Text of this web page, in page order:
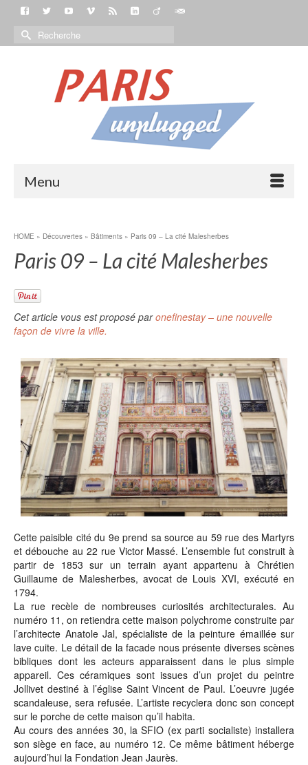
Menu
HOME » Découvertes » Bâtiments » Paris 09 – La cité Malesherbes
Paris 09 – La cité Malesherbes
Cet article vous est proposé paronefinestay – une nouvelle
façon de vivre la ville.
Cette paisible cité du 9e prend sa source au 59 rue des Martyrs
et débouche au 22 rue Victor Massé. L’ensemble fut construit à
partir de 1853 sur un terrain ayant appartenu à Chrétien
Guillaume de Malesherbes, avocat de Louis XVI, exécuté en
1794.
La rue recèle de nombreuses curiosités architecturales. Au
numéro 11, on retiendra cette maison polychrome construite par
l’architecte Anatole Jal, spécialiste de la peinture émaillée sur
lave cuite. Le détail de la facade nous présente diverses scènes
bibliques dont les acteurs apparaissent dans le plus simple
appareil. Ces céramiques sont issues d’un projet du peintre
Jollivet destiné à l’église Saint Vincent de Paul. L’oeuvre jugée
scandaleuse, sera refusée. L’artiste recyclera donc son concept
sur le porche de cette maison qu’il habita.
Au cours des années 30, la SFIO (ex parti socialiste) installera
son siège en face, au numéro 12. Ce même bâtiment héberge
aujourd’hui la Fondation Jean Jaurès.